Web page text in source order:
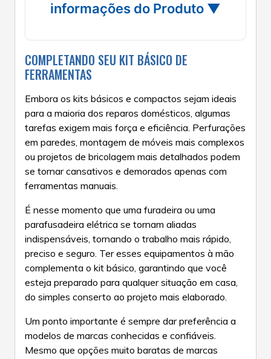
informações do Produto ▼
COMPLETANDO SEU KIT BÁSICO DE
FERRAMENTAS
Embora os kits básicos e compactos sejam ideais
para a maioria dos reparos domésticos, algumas
tarefas exigem mais força e eficiência. Perfurações
em paredes, montagem de móveis mais complexos
ou projetos de bricolagem mais detalhados podem
se tornar cansativos e demorados apenas com
ferramentas manuais.
É nesse momento que uma furadeira ou uma
parafusadeira elétrica se tornam aliadas
indispensáveis, tornando o trabalho mais rápido,
preciso e seguro. Ter esses equipamentos à mão
complementa o kit básico, garantindo que você
esteja preparado para qualquer situação em casa,
do simples conserto ao projeto mais elaborado.
Um ponto importante é sempre dar preferência a
modelos de marcas conhecidas e confiáveis.
Mesmo que opções muito baratas de marcas